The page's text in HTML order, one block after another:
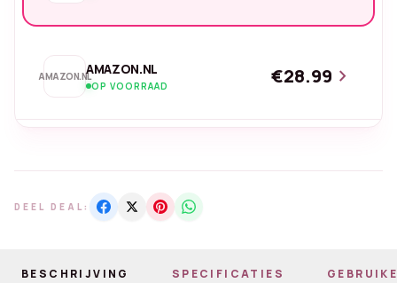
AMAZON.NLAMAZON.NL
OP VOORRAAD €28.99 chevron_right
DEEL DEAL:
BESCHRIJVING SPECIFICATIES